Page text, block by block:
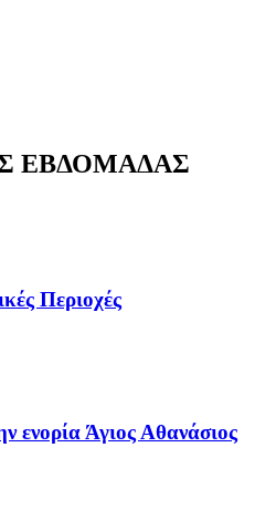
ΕΒΔΟΜΑΔΑΣ
Περιοχές
ενορία Άγιος Αθανάσιος